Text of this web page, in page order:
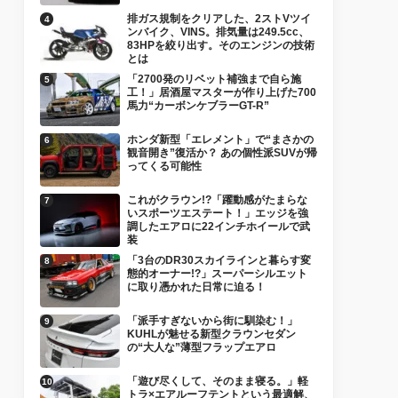
排ガス規制をクリアした、2ストVツイ
ンバイク、VINS。排気量は249.5cc、
83HPを絞り出す。そのエンジンの技術
とは
「2700発のリベット補強まで自ら施
工！」居酒屋マスターが作り上げた700
馬力“カーボンケブラーGT-R”
ホンダ新型「エレメント」で“まさかの
観音開き”復活か？ あの個性派SUVが帰
ってくる可能性
これがクラウン!?「躍動感がたまらな
いスポーツエステート！」エッジを強
調したエアロに22インチホイールで武
装
「3台のDR30スカイラインと暮らす変
態的オーナー!?」スーパーシルエット
に取り憑かれた日常に迫る！
「派手すぎないから街に馴染む！」
KUHLが魅せる新型クラウンセダン
の“大人な”薄型フラップエアロ
「遊び尽くして、そのまま寝る。」軽
トラ×エアルーフテントという最適解、